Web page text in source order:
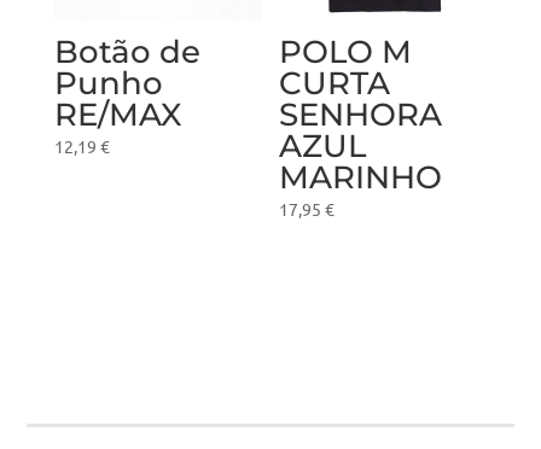
Botão de
Punho
RE/MAX
12,19 €
POLO M
CURTA
SENHORA
AZUL
MARINHO
17,95€